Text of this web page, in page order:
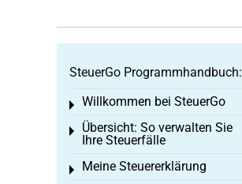
SteuerGo Programmhandbuch:
Willkommen bei SteuerGo
Toggle menu
Übersicht: So verwalten Sie
Ihre Steuerfälle
Toggle menu
Meine Steuererklärung
Toggle menu